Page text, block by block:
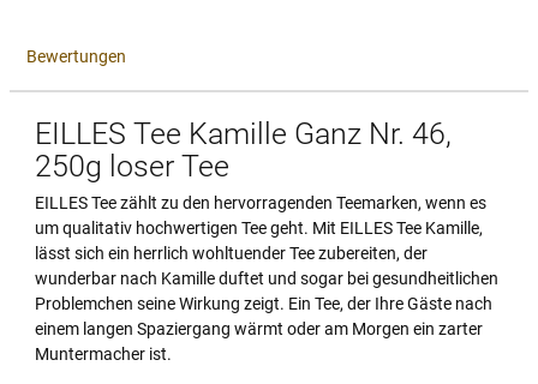
Bewertungen
EILLES Tee Kamille Ganz Nr. 46,
250g loser Tee
EILLES Tee zählt zu den hervorragenden Teemarken, wenn es
um qualitativ hochwertigen Tee geht. Mit EILLES Tee Kamille,
lässt sich ein herrlich wohltuender Tee zubereiten, der
wunderbar nach Kamille duftet und sogar bei gesundheitlichen
Problemchen seine Wirkung zeigt. Ein Tee, der Ihre Gäste nach
einem langen Spaziergang wärmt oder am Morgen ein zarter
Muntermacher ist.